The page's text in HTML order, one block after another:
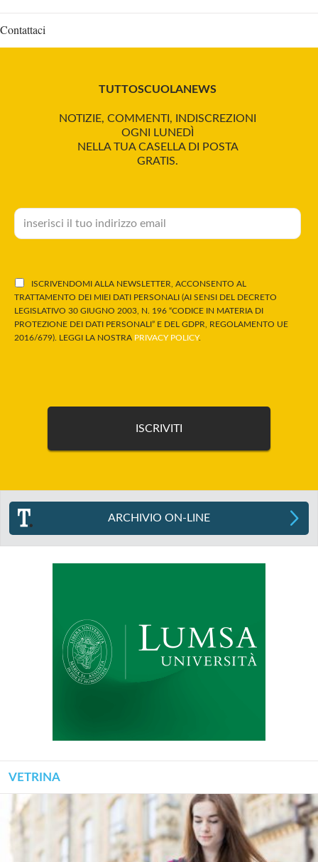
Contattaci
TUTTOSCUOLANEWS
NOTIZIE, COMMENTI, INDISCREZIONI
OGNI LUNEDÌ
NELLA TUA CASELLA DI POSTA
GRATIS.
ISCRIVENDOMI ALLA NEWSLETTER, ACCONSENTO AL
TRATTAMENTO DEI MIEI DATI PERSONALI (AI SENSI DEL DECRETO
LEGISLATIVO 30 GIUGNO 2003, N. 196 “CODICE IN MATERIA DI
PROTEZIONE DEI DATI PERSONALI” E DEL GDPR, REGOLAMENTO UE
2016/679). LEGGI LA NOSTRA PRIVACY POLICY.
ARCHIVIO ON-LINE
VETRINA